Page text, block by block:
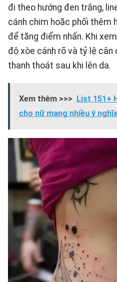
đi theo hướng đen trắng,
cánh chim hoặc phối thêm
để tăng điểm nhấn. Khi
độ xòe cánh rõ và tỷ lệ
thanh thoát sau khi lên da.
Xem thêm >>>
List 151+
cho nữ mang nhiều ý